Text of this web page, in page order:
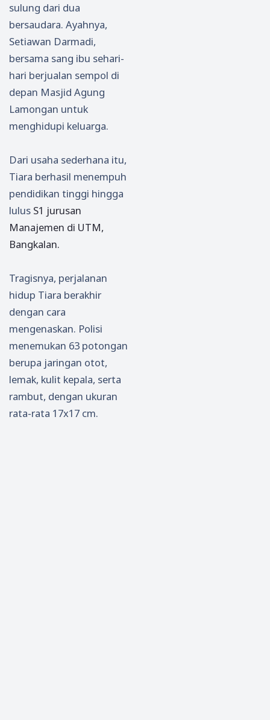
dan
Gang
Kamt
ibma
s
masi
dari
Ponor
ogo
Stop
Judi
e
Digel
ar di
ogo
Boca
h,
en
Teng
gela
Ponor
sulung dari dua
bersaudara. Ayahnya,
Setiawan Darmadi,
bersama sang ibu sehari-
hari berjualan sempol di
depan Masjid Agung
Lamongan untuk
menghidupi keluarga.
Dari usaha sederhana itu,
Tiara berhasil menempuh
pendidikan tinggi hingga
lulus S1 jurusan
Manajemen di UTM,
Bangkalan.
Tragisnya, perjalanan
hidup Tiara berakhir
dengan cara
mengenaskan. Polisi
menemukan 63 potongan
berupa jaringan otot,
lemak, kulit kepala, serta
rambut, dengan ukuran
rata-rata 17x17 cm.